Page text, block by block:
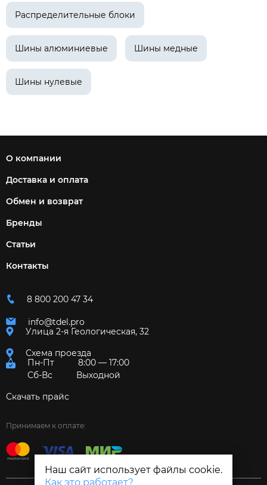
Наш сайт использует файлы cookie.
Как это работает?
Распределительные блоки
Шины алюминиевые Шины медные
Шины нулевые
О компании
Доставка и оплата
Обмен и возврат
Бренды
Статьи
Контакты
8 800 200 47 34
info@tdel.pro
Улица 2-я Геологическая, 32
Схема проезда
Пн-Пт
8:00 — 17:00
Сб-Вс
Выходной
Скачать прайс
Принимаем к оплате: